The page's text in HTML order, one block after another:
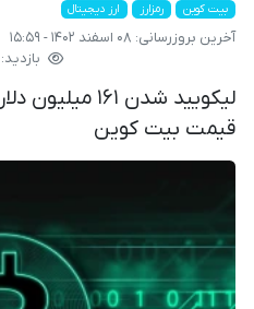
بیت کوین رمزارز ارز دیجیتال
آخرین بروزرسانی: ۰۸ اسفند ۱۴۰۲ - ۱۵:۵۹
بازدید: ۲۵
قیمت بیت کوین